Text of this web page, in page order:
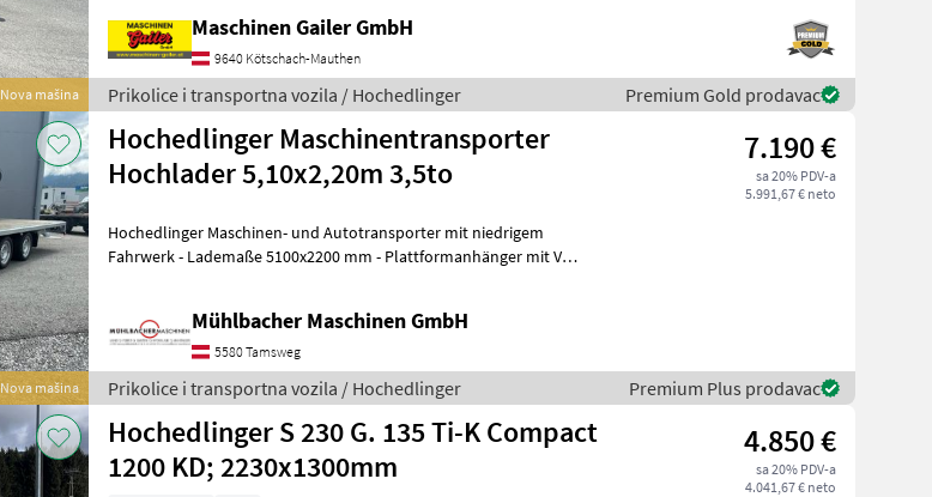
Nova mašina
Maschinen Gailer GmbH
9640 Kötschach-Mauthen
Prikolice i transportna vozila / Hochedlinger Premium Gold prodavac
Nova mašina
Hochedlinger Maschinentransporter
Hochlader 5,10x2,20m 3,5to
7.190 €
sa 20% PDV-a
5.991,67 € neto
Hochedlinger Maschinen- und Autotransporter mit niedrigem
Fahrwerk - Lademaße 5100x2200 mm - Plattformanhänger mit V
Mühlbacher Maschinen GmbH
5580 Tamsweg
Prikolice i transportna vozila / Hochedlinger Premium Plus prodavac
Hochedlinger S 230 G. 135 Ti-K Compact
1200 KD; 2230x1300mm
4.850 €
sa 20% PDV-a
4.041,67 € neto